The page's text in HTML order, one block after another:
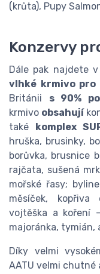
(krůta), Pupy
Konzervy
Dále pak najdete
vlhké krmivo pro
Británii s 90%
krmivo obsahují
také komplex
hruška, brusinky,
borůvka, brusnice
rajčata, sušená
mořské řasy;
měsíček, kopřiva
vojtěška a koření
majoránka, tymián,
Díky velmi
AATU velmi chutné